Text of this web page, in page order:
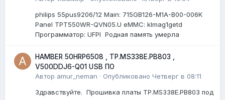
philips 55pus9206/12 Мain: 715GB126-M1A-B00-006K
Panel TPT550WR-QVN05.U eMMC: klmag1getd
Программатор: UFPI Родная память умерла
HAMBER 50HRP6508 , TP.MS338E.PB803 ,
V500DDJ6-Q01 USB ПО
Автор amur_neman · Опубликовано Четверг в 08:11
Здравствуйте. Прошивка платы TP.MS338E.PB803 под